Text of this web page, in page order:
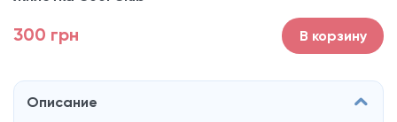
300 грн В корзину
Описание